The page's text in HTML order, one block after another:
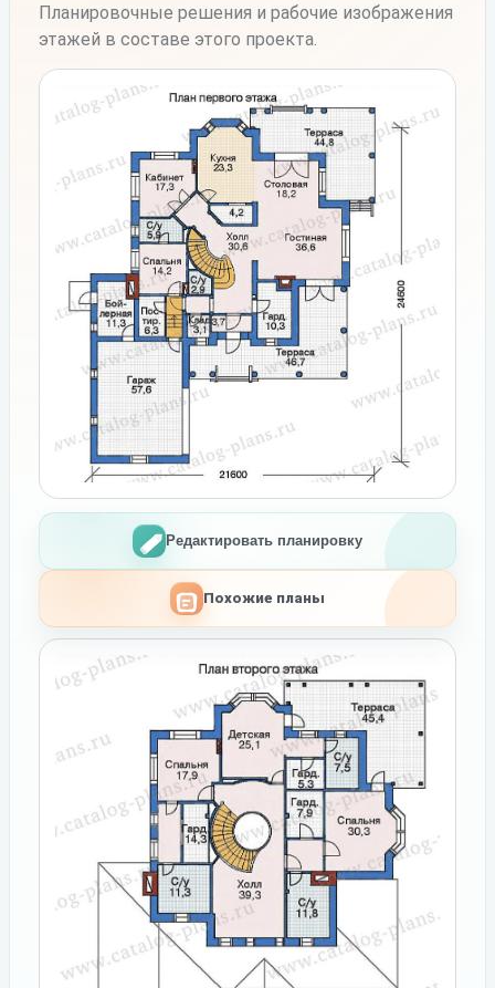
Планировочные решения и рабочие изображения
этажей в составе этого проекта.
Редактировать планировку
Похожие планы